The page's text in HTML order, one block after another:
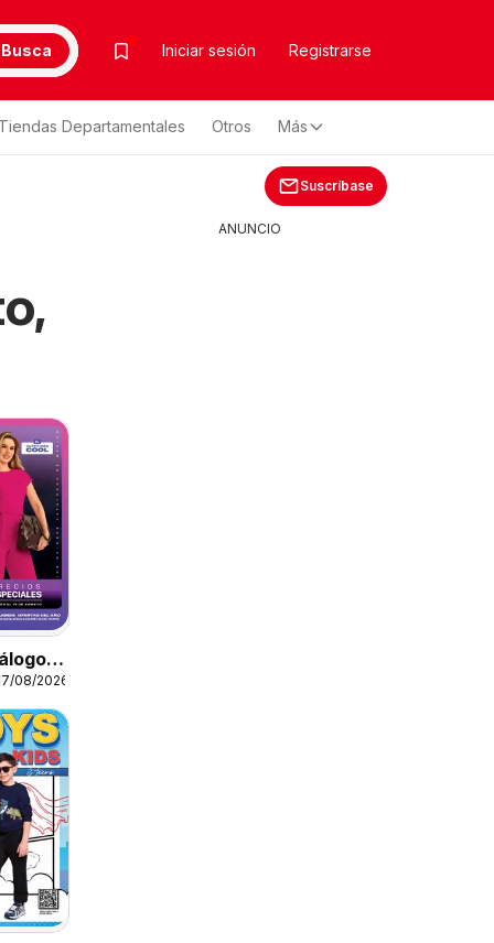
Busca Iniciar sesión Registrarse
Tiendas Departamentales Otros Más
Suscríbase
Ropa
08/2026
ANUNCIO